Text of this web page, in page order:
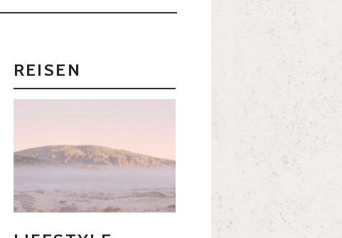
REISEN